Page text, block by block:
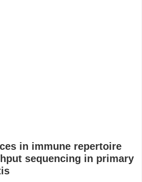
in immune repertoire
sequencing in primary